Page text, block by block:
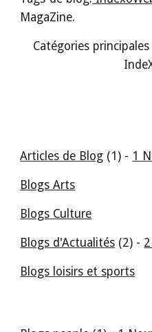
MagaZine.
Catégories
Articles de Blog (1) - 1
Blogs Arts
Blogs Culture
Blogs d'Actualités (2) -
Blogs loisirs et sports